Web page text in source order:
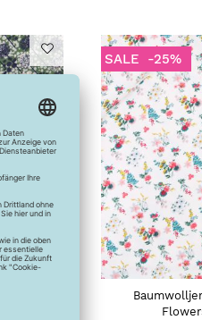
SALE -25%